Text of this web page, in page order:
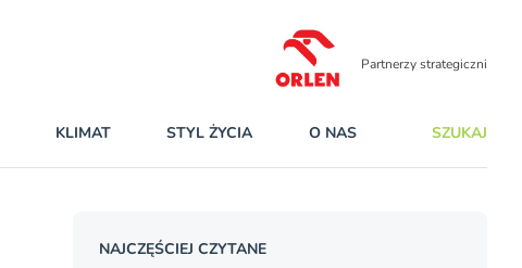
Partnerzy strategiczni
KLIMAT STYL ŻYCIA O NAS SZUKAJ
NAJCZĘŚCIEJ CZYTANE